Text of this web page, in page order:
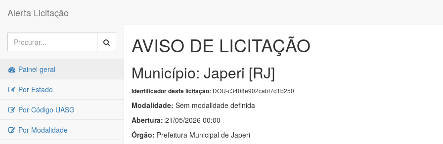
Alerta Licitação
Painel geral
Por Estado
Por Código UASG
Por Modalidade
AVISO DE LICITAÇÃO
Município: Japeri [RJ]
Identificador desta licitação: DOU-c3408e902cabf7d1b250
Modalidade: Sem modalidade definida
Abertura: 21/05/2026 00:00
Órgão: Prefeitura Municipal de Japeri